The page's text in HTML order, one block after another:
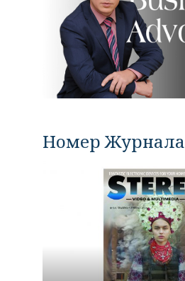
Номер Журнала